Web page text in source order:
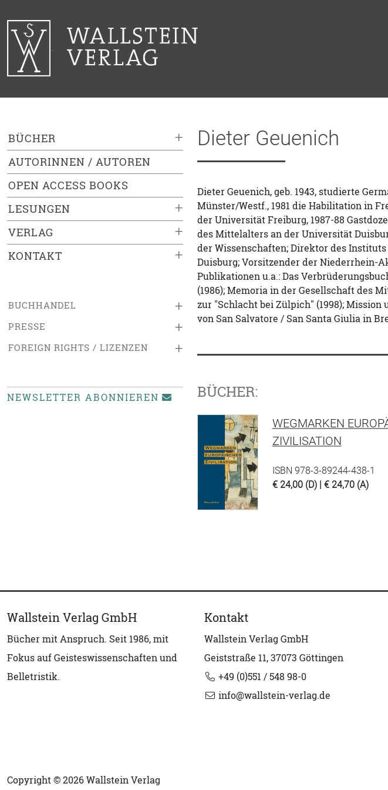
+
BÜCHER
AUTORINNEN / AUTOREN
OPEN ACCESS BOOKS
+
LESUNGEN
+
VERLAG
+
KONTAKT
+
BUCHHANDEL
+
PRESSE
+
FOREIGN RIGHTS / LIZENZEN
NEWSLETTER ABONNIEREN
Dieter Geuenich
Dieter Geuenich, geb. 1943, studierte
Münster/Westf., 1981 die Habilitation in
der Universität Freiburg, 1987-88
des Mittelalters an der Universität
der Wissenschaften; Direktor des
Duisburg; Vorsitzender der Niederrhein-
Publikationen u.a.: Das
(1986); Memoria in der Gesellschaft des
zur "Schlacht bei Zülpich" (1998);
von San Salvatore / San Santa Giulia in
BÜCHER:
WEGMARKEN
ZIVILISATION
ISBN 978-3-89244-438-1
€ 24,00 (D) | € 24,70 (A)
Wallstein Verlag GmbH
Bücher mit Anspruch. Seit 1986, mit
Fokus auf Geisteswissenschaften und
Belletristik.
Kontakt
Wallstein Verlag GmbH
Geiststraße 11, 37073 Göttingen
+49 (0)551 / 548 98-0
info@wallstein-verlag.de
Copyright © 2026 Wallstein Verlag